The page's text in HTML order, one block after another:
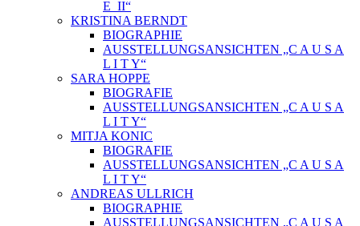
E_II“
KRISTINA BERNDT
BIOGRAPHIE
AUSSTELLUNGSANSICHTEN „C A U S A
L I T Y“
SARA HOPPE
BIOGRAFIE
AUSSTELLUNGSANSICHTEN „C A U S A
L I T Y“
MITJA KONIC
BIOGRAFIE
AUSSTELLUNGSANSICHTEN „C A U S A
L I T Y“
ANDREAS ULLRICH
BIOGRAPHIE
AUSSTELLUNGSANSICHTEN „C A U S A